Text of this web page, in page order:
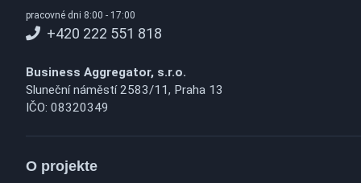
pracovné dni 8:00 - 17:00
+420 222 551 818
Business Aggregator, s.r.o.
Sluneční náměstí 2583/11, Praha 13
IČO: 08320349
O projekte